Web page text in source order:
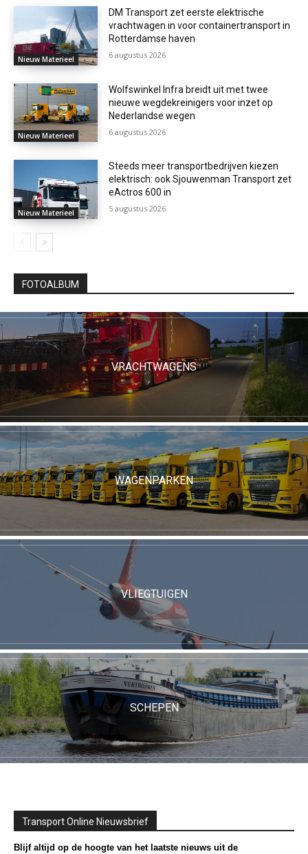
Nieuw Materieel
DM Transport zet eerste elektrische
vrachtwagen in voor containertransport in
Rotterdamse haven
6 augustus 2026
Nieuw Materieel
Wolfswinkel Infra breidt uit met twee
nieuwe wegdekreinigers voor inzet op
Nederlandse wegen
6 augustus 2026
Nieuw Materieel
Steeds meer transportbedrijven kiezen
elektrisch: ook Sjouwenman Transport zet
eActros 600 in
5 augustus 2026
FOTOALBUM
VRACHTWAGENS
WAGENPARKEN
VLIEGTUIGEN
SCHEPEN
Transport Online Nieuwsbrief
Blijf altijd op de hoogte van het laatste nieuws uit de